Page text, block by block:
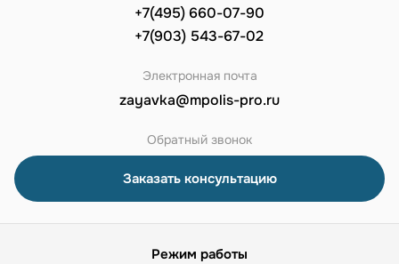
+7(495) 660-07-90
+7(903) 543-67-02
Электронная почта
zayavka@mpolis-pro.ru
Обратный звонок
Заказать консультацию
Режим работы